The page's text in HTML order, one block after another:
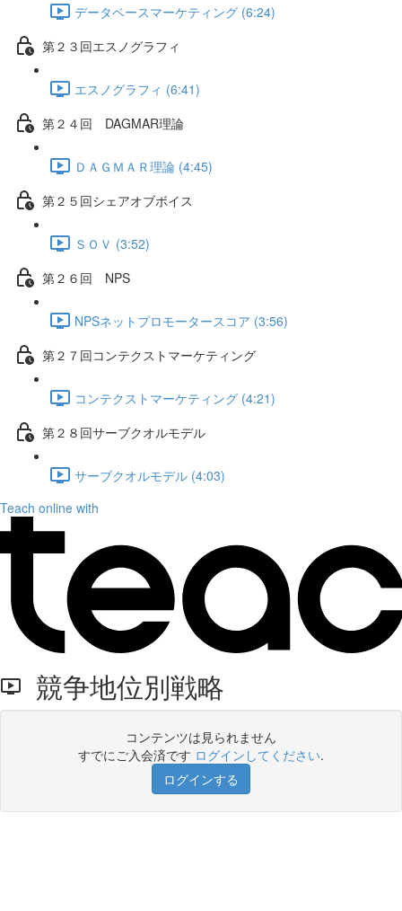
データベースマーケティング (6:24)
第２３回エスノグラフィ
エスノグラフィ (6:41)
第２４回 DAGMAR理論
ＤＡＧＭＡＲ理論 (4:45)
第２５回シェアオブボイス
ＳＯＶ (3:52)
第２６回 NPS
NPSネットプロモータースコア (3:56)
第２７回コンテクストマーケティング
コンテクストマーケティング (4:21)
第２８回サーブクオルモデル
サーブクオルモデル (4:03)
Teach online with
競争地位別戦略
コンテンツは見られません
すでにご入会済です ログインしてください.
ログインする